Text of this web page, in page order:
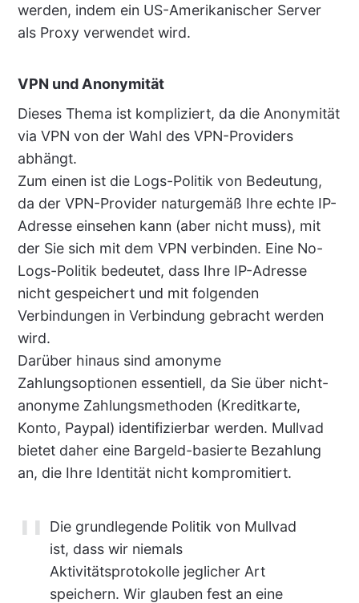
werden, indem ein US-Amerikanischer Server
als Proxy verwendet wird.
VPN und Anonymität
Dieses Thema ist kompliziert, da die Anonymität
via VPN von der Wahl des VPN-Providers
abhängt.
Zum einen ist die Logs-Politik von Bedeutung,
da der VPN-Provider naturgemäß Ihre echte IP-
Adresse einsehen kann (aber nicht muss), mit
der Sie sich mit dem VPN verbinden. Eine No-
Logs-Politik bedeutet, dass Ihre IP-Adresse
nicht gespeichert und mit folgenden
Verbindungen in Verbindung gebracht werden
wird.
Darüber hinaus sind amonyme
Zahlungsoptionen essentiell, da Sie über nicht-
anonyme Zahlungsmethoden (Kreditkarte,
Konto, Paypal) identifizierbar werden. Mullvad
bietet daher eine Bargeld-basierte Bezahlung
an, die Ihre Identität nicht kompromitiert.
Die grundlegende Politik von Mullvad
ist, dass wir niemals
Aktivitätsprotokolle jeglicher Art
speichern. Wir glauben fest an eine